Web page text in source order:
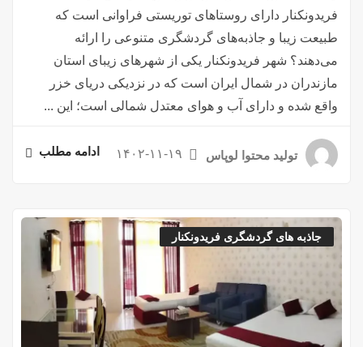
فریدونکنار دارای روستاهای توریستی فراوانی است که
طبیعت زیبا و جاذبه‌های گردشگری متنوعی را ارائه
می‌دهند؟ شهر فریدونکنار یکی از شهرهای زیبای استان
مازندران در شمال ایران است که در نزدیکی دریای خزر
واقع شده و دارای آب و هوای معتدل شمالی است؛ این ...
تولید محتوا لوپاس ۱۴۰۲-۱۱-۱۹ ادامه مطلب
جاذبه های گردشگری فریدونکنار